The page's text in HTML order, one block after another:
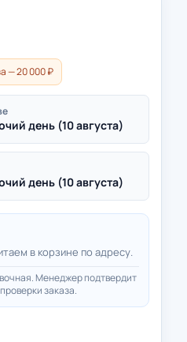
— 20 000 ₽
день (10 августа)
день (10 августа)
в корзине по адресу.
Менеджер подтвердит
заказа.